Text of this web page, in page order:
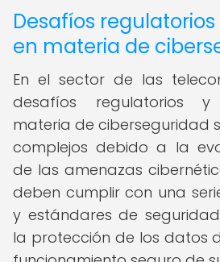
Desafíos
en materia de
En el sector de las
desafíos regulatorios
materia de ciberseguridad
complejos debido a la
de las amenazas
deben cumplir con una
y estándares de
la protección de los datos